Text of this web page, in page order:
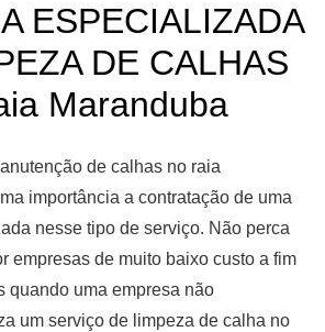
ESPECIALIZADA
DE CALHAS
Maranduba
de calhas no raia
importância a contratação de uma
nesse tipo de serviço. Não perca
empresas de muito baixo custo a fim
quando uma empresa não
um serviço de limpeza de calha no